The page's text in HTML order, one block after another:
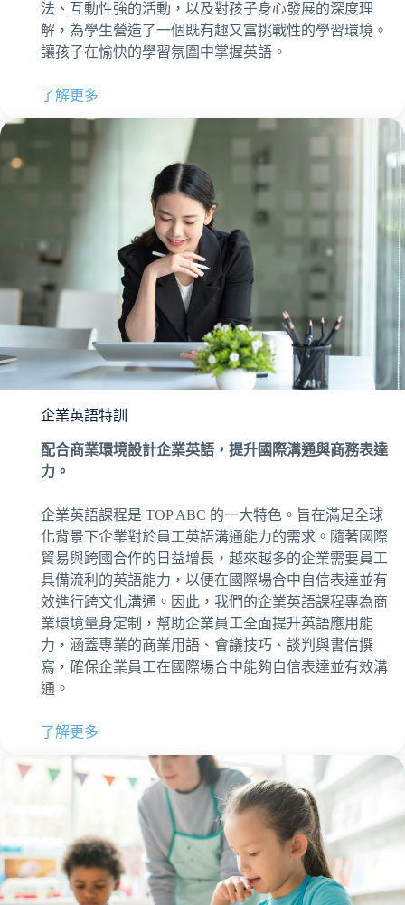
法、互動性強的活動，以及對孩子身心發展的深度理
解，為學生營造了一個既有趣又富挑戰性的學習環境。
讓孩子在愉快的學習氛圍中掌握英語。
了解更多
企業英語特訓
配合商業環境設計企業英語，提升國際溝通與商務表達
力。
企業英語課程是 TOP ABC 的一大特色。旨在滿足全球
化背景下企業對於員工英語溝通能力的需求。隨著國際
貿易與跨國合作的日益增長，越來越多的企業需要員工
具備流利的英語能力，以便在國際場合中自信表達並有
效進行跨文化溝通。因此，我們的企業英語課程專為商
業環境量身定制，幫助企業員工全面提升英語應用能
力，涵蓋專業的商業用語、會議技巧、談判與書信撰
寫，確保企業員工在國際場合中能夠自信表達並有效溝
通。
了解更多